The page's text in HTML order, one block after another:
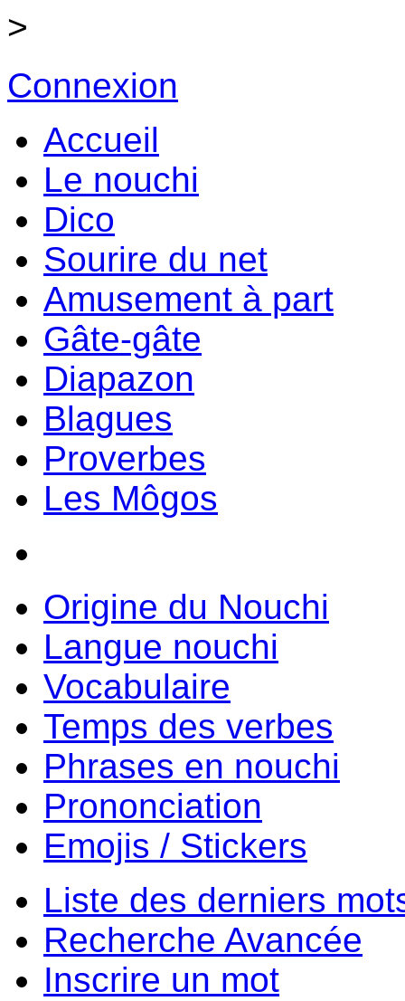
>
Connexion
Accueil
Le nouchi
Dico
Sourire du net
Amusement à part
Gâte-gâte
Diapazon
Blagues
Proverbes
Les Môgos
Origine du Nouchi
Langue nouchi
Vocabulaire
Temps des verbes
Phrases en nouchi
Prononciation
Emojis / Stickers
Liste des derniers
Recherche Avancée
Inscrire un mot